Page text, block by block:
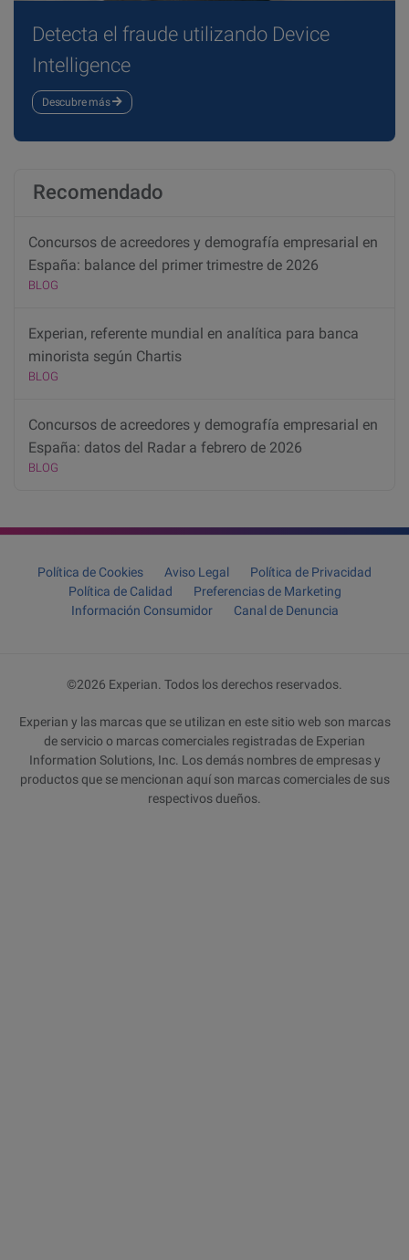
Detecta el fraude utilizando Device
Intelligence
Descubre más
Recomendado
Concursos de acreedores y demografía empresarial en
España: balance del primer trimestre de 2026
BLOG
Experian, referente mundial en analítica para banca
minorista según Chartis
BLOG
Concursos de acreedores y demografía empresarial en
España: datos del Radar a febrero de 2026
BLOG
Política de Cookies Aviso Legal
Política de Privacidad
Política de Calidad
Preferencias de Marketing
Información Consumidor
Canal de Denuncia
©2026 Experian. Todos los derechos reservados.
Experian y las marcas que se utilizan en este sitio web son marcas
de servicio o marcas comerciales registradas de Experian
Information Solutions, Inc. Los demás nombres de empresas y
productos que se mencionan aquí son marcas comerciales de sus
respectivos dueños.